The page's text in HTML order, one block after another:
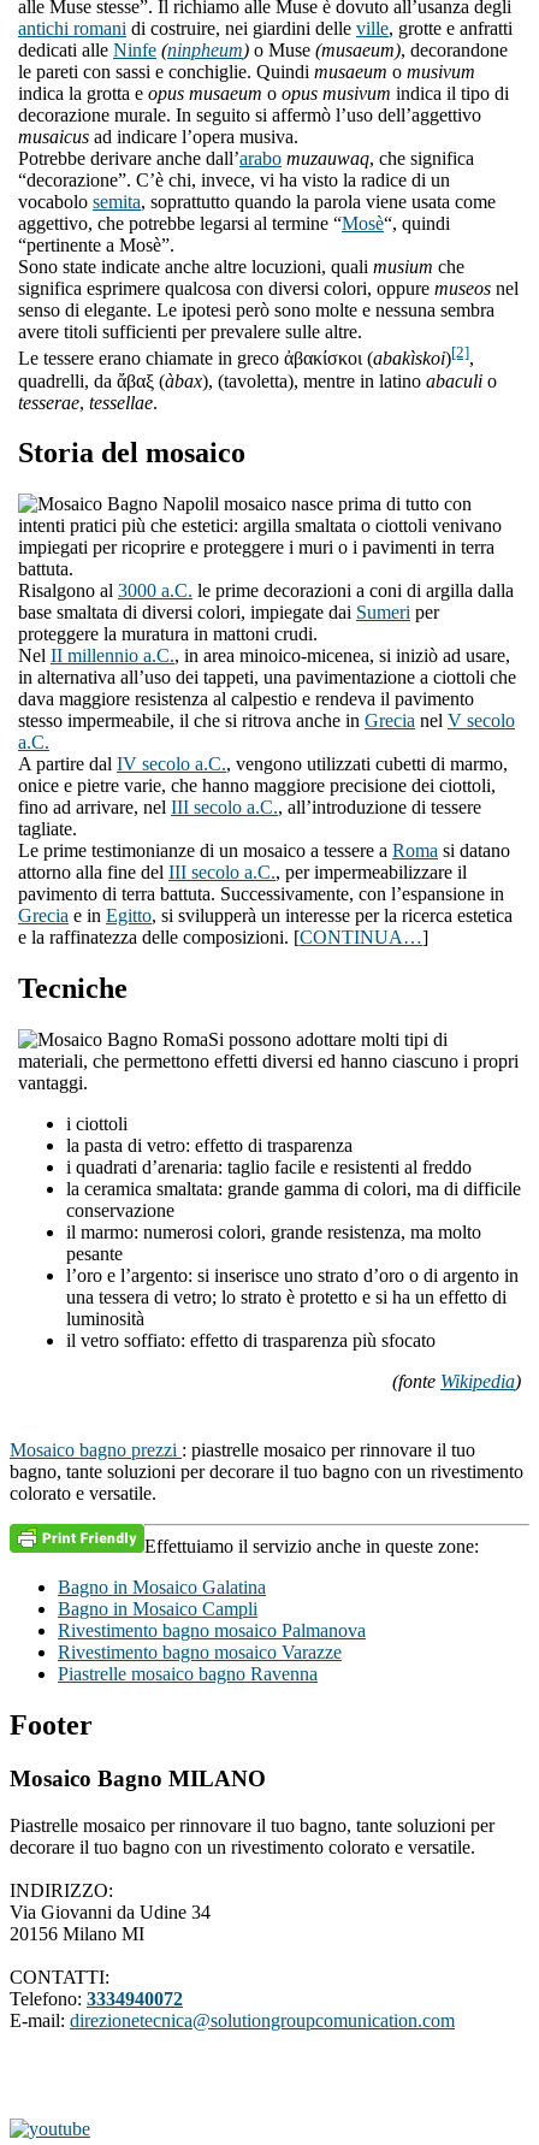
alle Muse stesse”. Il richiamo alle Muse è dovuto all’usanza degli
antichi romani di costruire, nei giardini delle ville, grotte e anfratti
dedicati alle Ninfe (ninpheum) o Muse (musaeum), decorandone
le pareti con sassi e conchiglie. Quindi musaeum o musivum
indica la grotta e opus musaeum o opus musivum indica il tipo di
decorazione murale. In seguito si affermò l’uso dell’aggettivo
musaicus ad indicare l’opera musiva.
Potrebbe derivare anche dall’arabo muzauwaq, che significa
“decorazione”. C’è chi, invece, vi ha visto la radice di un
vocabolo semita, soprattutto quando la parola viene usata come
aggettivo, che potrebbe legarsi al termine “Mosè“, quindi
“pertinente a Mosè”.
Sono state indicate anche altre locuzioni, quali musium che
significa esprimere qualcosa con diversi colori, oppure museos nel
senso di elegante. Le ipotesi però sono molte e nessuna sembra
avere titoli sufficienti per prevalere sulle altre.
Le tessere erano chiamate in greco ἀβακίσκοι (abakìskoi)[2],
quadrelli, da ἄβαξ (àbax), (tavoletta), mentre in latino abaculi o
tesserae, tessellae.
Storia del mosaico
l mosaico nasce prima di tutto con
intenti pratici più che estetici: argilla smaltata o ciottoli venivano
impiegati per ricoprire e proteggere i muri o i pavimenti in terra
battuta.
Risalgono al 3000 a.C. le prime decorazioni a coni di argilla dalla
base smaltata di diversi colori, impiegate dai Sumeri per
proteggere la muratura in mattoni crudi.
Nel II millennio a.C., in area minoico-micenea, si iniziò ad usare,
in alternativa all’uso dei tappeti, una pavimentazione a ciottoli che
dava maggiore resistenza al calpestio e rendeva il pavimento
stesso impermeabile, il che si ritrova anche in Grecia nel V secolo
a.C.
A partire dal IV secolo a.C., vengono utilizzati cubetti di marmo,
onice e pietre varie, che hanno maggiore precisione dei ciottoli,
fino ad arrivare, nel III secolo a.C., all’introduzione di tessere
tagliate.
Le prime testimonianze di un mosaico a tessere a Roma si datano
attorno alla fine del III secolo a.C., per impermeabilizzare il
pavimento di terra battuta. Successivamente, con l’espansione in
Grecia e in Egitto, si svilupperà un interesse per la ricerca estetica
e la raffinatezza delle composizioni. [CONTINUA…]
Tecniche
Si possono adottare molti tipi di
materiali, che permettono effetti diversi ed hanno ciascuno i propri
vantaggi.
i ciottoli
la pasta di vetro: effetto di trasparenza
i quadrati d’arenaria: taglio facile e resistenti al freddo
la ceramica smaltata: grande gamma di colori, ma di difficile
conservazione
il marmo: numerosi colori, grande resistenza, ma molto
pesante
l’oro e l’argento: si inserisce uno strato d’oro o di argento in
una tessera di vetro; lo strato è protetto e si ha un effetto di
luminosità
il vetro soffiato: effetto di trasparenza più sfocato
(fonte Wikipedia)
Mosaico bagno prezzi : piastrelle mosaico per rinnovare il tuo
bagno, tante soluzioni per decorare il tuo bagno con un rivestimento
colorato e versatile.
Effettuiamo il servizio anche in queste zone:
Bagno in Mosaico Galatina
Bagno in Mosaico Campli
Rivestimento bagno mosaico Palmanova
Rivestimento bagno mosaico Varazze
Piastrelle mosaico bagno Ravenna
Footer
Mosaico Bagno MILANO
Piastrelle mosaico per rinnovare il tuo bagno, tante soluzioni per
decorare il tuo bagno con un rivestimento colorato e versatile.
INDIRIZZO:
Via Giovanni da Udine 34
20156 Milano MI
CONTATTI:
Telefono: 3334940072
E-mail: direzionetecnica@solutiongroupcomunication.com